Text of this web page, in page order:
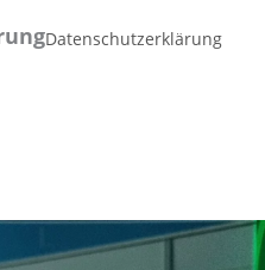
Datenschutzerklärung